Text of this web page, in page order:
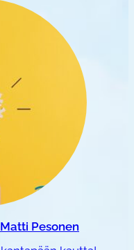
Pesonen